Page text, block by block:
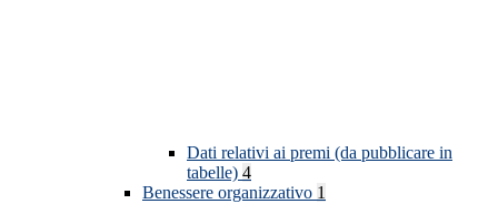
Dati relativi ai premi (da pubblicare in
tabelle) 4
Benessere organizzativo 1